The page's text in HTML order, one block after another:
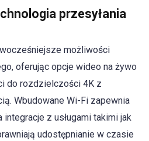
przesyłania
możliwości
oferując opcje wideo na żywo
do rozdzielczości 4K z
Wbudowane Wi-Fi zapewnia
z usługami takimi jak
udostępnianie w czasie